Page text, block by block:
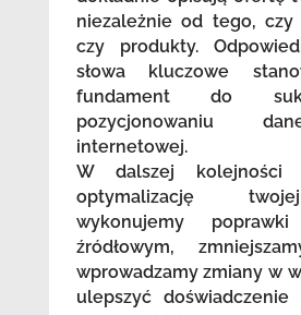
niezależnie od tego, czy
czy produkty.
słowa kluczowe
fundament do
pozycjonowaniu
internetowej.
W dalszej kolejności
optymalizację
wykonujemy
źródłowym,
wprowadzamy zmiany w
ulepszyć doświadczenie